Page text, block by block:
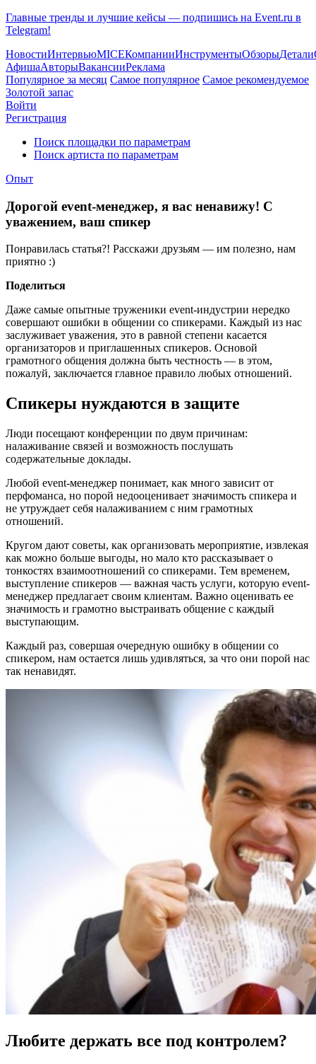
Главные тренды и лучшие кейсы — подпишись на Event.ru в
Telegram!
НовостиИнтервьюMICEКомпанииИнструментыОбзорыДетали
АфишаАвторыВакансииРеклама
Популярное за месяц Самое популярное Самое рекомендуемое
Золотой запас
Войти
Регистрация
Поиск площадки по параметрам
Поиск артиста по параметрам
Опыт
Дорогой event-менеджер, я вас ненавижу! С
уважением, ваш спикер
Понравилась статья?! Расскажи друзьям — им полезно, нам
приятно :)
Поделиться
Даже самые опытные труженики event-индустрии нередко
совершают ошибки в общении со спикерами. Каждый из нас
заслуживает уважения, это в равной степени касается
организаторов и приглашенных спикеров. Основой
грамотного общения должна быть честность — в этом,
пожалуй, заключается главное правило любых отношений.
Спикеры нуждаются в защите
Люди посещают конференции по двум причинам:
налаживание связей и возможность послушать
содержательные доклады.
Любой event-менеджер понимает, как много зависит от
перфоманса, но порой недооценивает значимость спикера и
не утруждает себя налаживанием с ним грамотных
отношений.
Кругом дают советы, как организовать мероприятие, извлекая
как можно больше выгоды, но мало кто рассказывает о
тонкостях взаимоотношений со спикерами. Тем временем,
выступление спикеров — важная часть услуги, которую event-
менеджер предлагает своим клиентам. Важно оценивать ее
значимость и грамотно выстраивать общение с каждый
выступающим.
Каждый раз, совершая очередную ошибку в общении со
спикером, нам остается лишь удивляться, за что они порой нас
так ненавидят.
Любите держать все под контролем?